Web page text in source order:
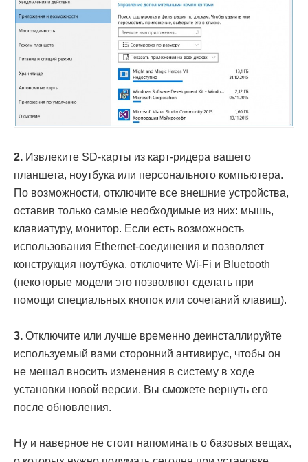
2. Извлеките SD-карты из карт-ридера вашего
планшета, ноутбука или персонального компьютера.
По возможности, отключите все внешние устройства,
оставив только самые необходимые из них: мышь,
клавиатуру, монитор. Если есть возможность
использования Ethernet-соединения и позволяет
конструкция ноутбука, отключите Wi-Fi и Bluetooth
(некоторые модели это позволяют сделать при
помощи специальных кнопок или сочетаний клавиш).
3. Отключите или лучше временно деинсталлируйте
используемый вами сторонний антивирус, чтобы он
не мешал вносить изменения в систему в ходе
установки новой версии. Вы сможете вернуть его
после обновления.
Ну и наверное не стоит напоминать о базовых вещах,